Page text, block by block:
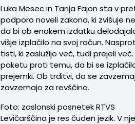
Luka Mesec in Tanja Fajon sta v
podporo noveli zakona, ki zvišuje
da bi ob enakem izdatku
višje izplačilo na svoj račun.
tisti, ki zaslužijo več, tudi prejeli
paketu proti temu, da bi se
prejemki. Ob trditvi, da se
zavzemajo za revščino.
Foto: zaslonski posnetek RTVS
Levičarščina je res čuden jezik. V